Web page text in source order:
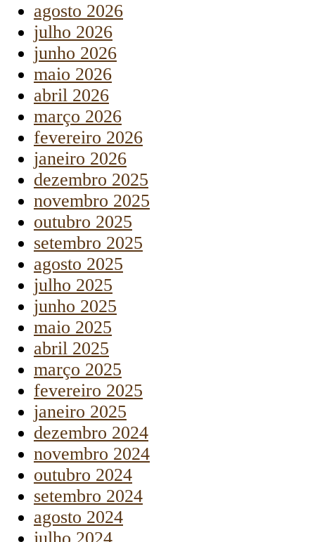
agosto 2026
julho 2026
junho 2026
maio 2026
abril 2026
março 2026
fevereiro 2026
janeiro 2026
dezembro 2025
novembro 2025
outubro 2025
setembro 2025
agosto 2025
julho 2025
junho 2025
maio 2025
abril 2025
março 2025
fevereiro 2025
janeiro 2025
dezembro 2024
novembro 2024
outubro 2024
setembro 2024
agosto 2024